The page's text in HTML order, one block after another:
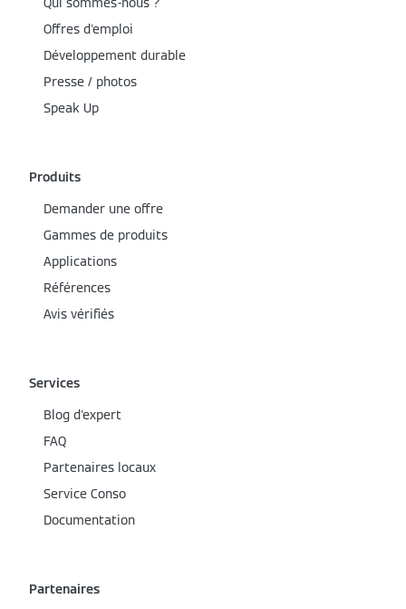
Offres d'emploi
Développement durable
Presse / photos
Speak Up
Produits
Demander une offre
Gammes de produits
Applications
Références
Avis vérifiés
Services
Blog d'expert
FAQ
Partenaires locaux
Service Conso
Documentation
Partenaires